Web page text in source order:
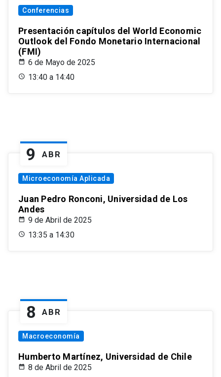
Conferencias
Presentación capítulos del World Economic
Outlook del Fondo Monetario Internacional
(FMI)
6 de Mayo de 2025
13:40 a 14:40
9 ABR
Microeconomía Aplicada
Juan Pedro Ronconi, Universidad de Los
Andes
9 de Abril de 2025
13:35 a 14:30
8 ABR
Macroeconomía
Humberto Martínez, Universidad de Chile
8 de Abril de 2025